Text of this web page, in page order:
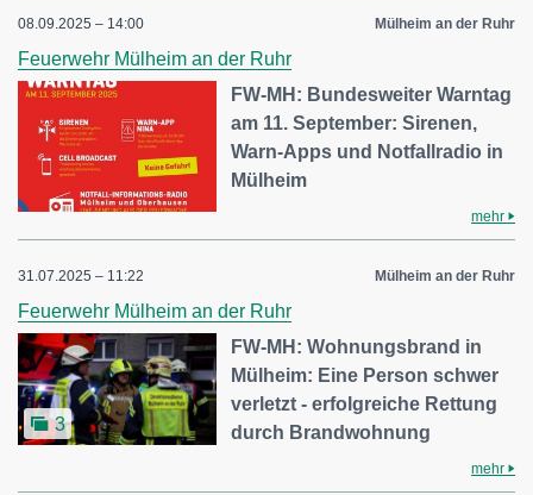
08.09.2025 – 14:00 Mülheim an der Ruhr
Feuerwehr Mülheim an der Ruhr
FW-MH: Bundesweiter Warntag
am 11. September: Sirenen,
Warn-Apps und Notfallradio in
Mülheim
mehr
31.07.2025 – 11:22 Mülheim an der Ruhr
Feuerwehr Mülheim an der Ruhr
3
FW-MH: Wohnungsbrand in
Mülheim: Eine Person schwer
verletzt - erfolgreiche Rettung
durch Brandwohnung
mehr